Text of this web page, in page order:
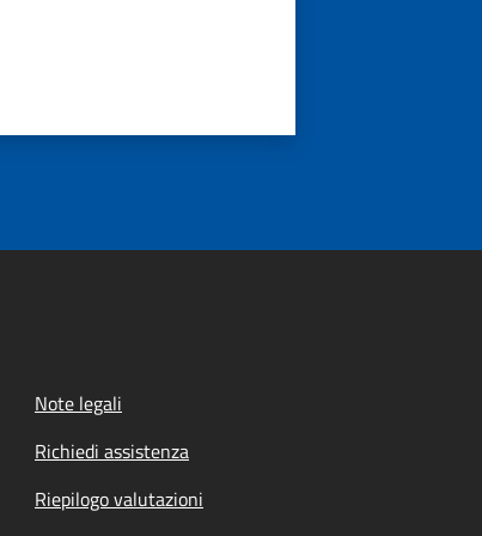
Note legali
Richiedi assistenza
Riepilogo valutazioni